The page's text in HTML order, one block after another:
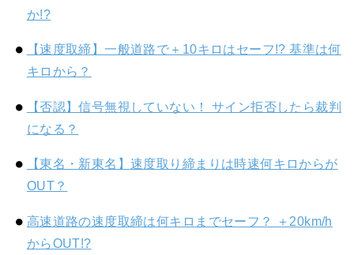
か!?
【速度取締】一般道路で＋10キロはセーフ!? 基準は何
キロから？
【否認】信号無視していない！ サイン拒否したら裁判
になる？
【東名・新東名】速度取り締まりは時速何キロからが
OUT？
高速道路の速度取締は何キロまでセーフ？ ＋20km/h
からOUT!?